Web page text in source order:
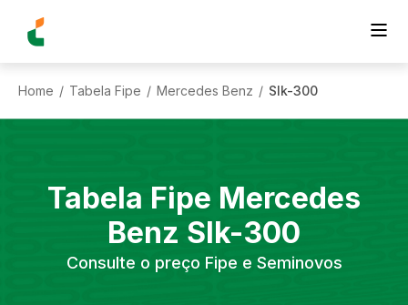
Home / Tabela Fipe / Mercedes Benz / Slk-300
Tabela Fipe Mercedes
Benz Slk-300
Consulte o preço Fipe e Seminovos